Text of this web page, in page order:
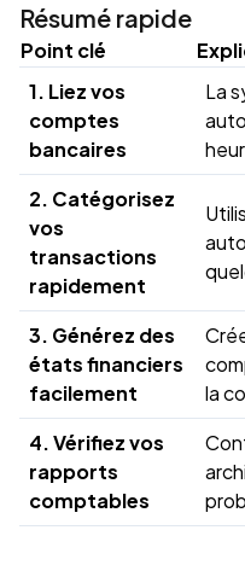
Résumé rapide
Point clé
1. Liez vos
comptes
bancaires
La
2. Catégorisez
vos
transactions
rapidement
3. Générez des
états financiers
facilement
la
4. Vérifiez vos
rapports
comptables